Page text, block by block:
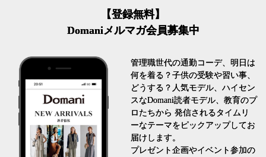
【登録無料】
Domaniメルマガ会員募集中
管理職世代の通勤コーデ、明日は
何を着る？子供の受験や習い事、
どうする？人気モデル、ハイセン
スなDomani読者モデル、教育のプ
ロたちから 発信されるタイムリ
ーなテーマをピックアップしてお
届けします。
プレゼント企画やイベント参加の